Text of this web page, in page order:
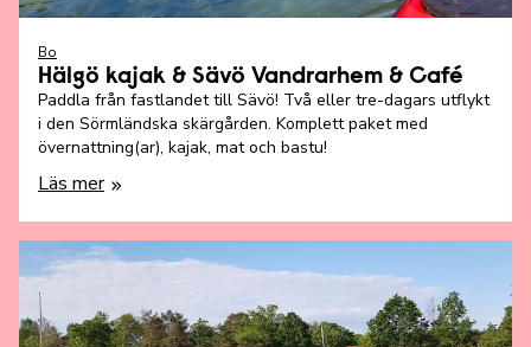
Bo
Hälgö kajak & Sävö Vandrarhem & Café
Paddla från fastlandet till Sävö! Två eller tre-dagars utflykt
i den Sörmländska skärgården. Komplett paket med
övernattning(ar), kajak, mat och bastu!
Läs mer